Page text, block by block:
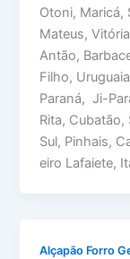
Otoni, Maricá,
Mateus,
Antão,
Filho,
Paraná, Ji-
Rita, Cubatão,
Sul, Pinhais,
eiro Lafaiete,
Alçapão Forro